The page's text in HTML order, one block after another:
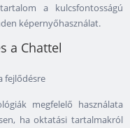
a kulcsfontosságú
képernyőhasználat.
a Chattel
fejlődésre
megfelelő használata
ha oktatási tartalmakról